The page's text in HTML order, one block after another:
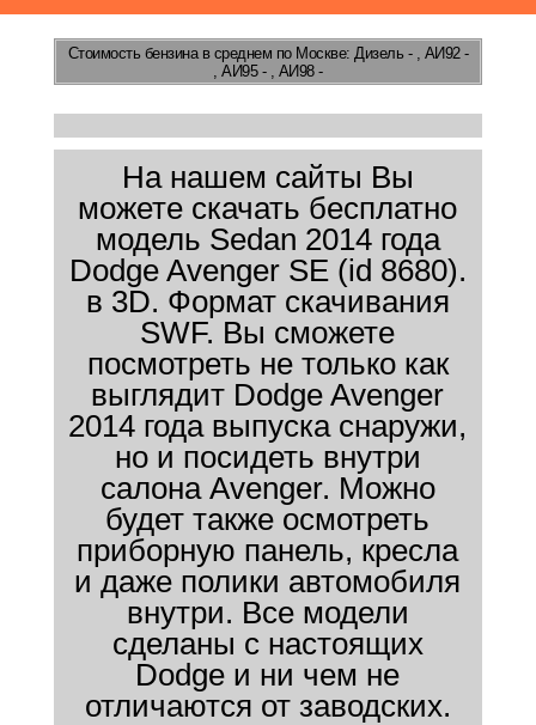
Стоимость бензинав среднем по Москве: Дизель - , АИ92 -
, АИ95 - , АИ98 -
На нашем сайты Вы
можете скачать бесплатно
модель Sedan 2014 года
Dodge Avenger SE (id 8680).
в 3D. Формат скачивания
SWF. Вы сможете
посмотреть не только как
выглядит Dodge Avenger
2014 года выпуска снаружи,
но и посидеть внутри
салона Avenger. Можно
будет также осмотреть
приборную панель, кресла
и даже полики автомобиля
внутри. Все модели
сделаны с настоящих
Dodge и ни чем не
отличаются от заводских.